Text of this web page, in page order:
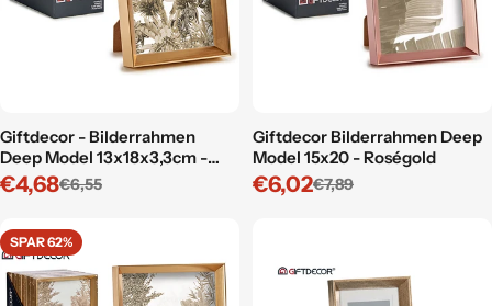
Giftdecor - Bilderrahmen
Deep Model 13x18x3,3cm -
Gold
Verkaufspreis
€4,68
Regulärer€6,55
Giftdecor Bilderrahmen Deep
Model 15x20 - Roségold
Verkaufspreis
€6,02
Regulärer€7,89
SPAR 62%